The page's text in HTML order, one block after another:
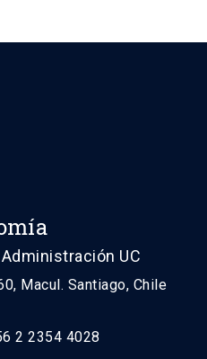
UC
Macul. Santiago, Chile
2 2354 4028